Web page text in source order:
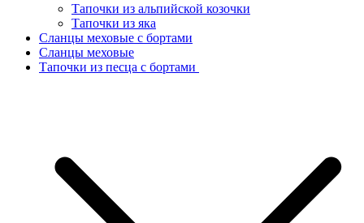
Тапочки из альпийской козочки
Тапочки из яка
Сланцы меховые с бортами
Сланцы меховые
Тапочки из песца с бортами